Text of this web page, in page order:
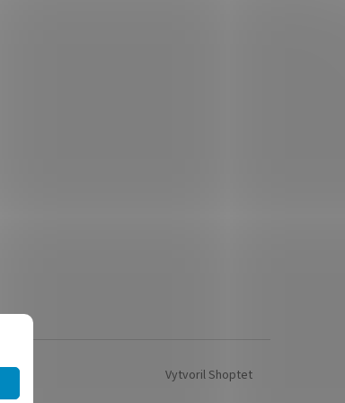
Vytvoril Shoptet